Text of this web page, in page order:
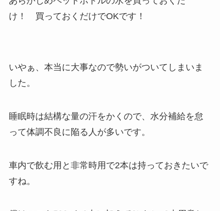
け！ 買っておくだけでOKです！
いやぁ、本当に大事なので勢いがついてしまいま
した。
睡眠時は結構な量の汗をかくので、水分補給を怠
って体調不良に陥る人が多いです。
車内で飲む用と非常時用で2本は持っておきたいで
すね。